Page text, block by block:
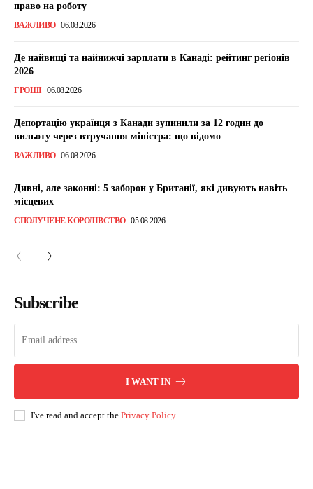
право на роботу
ВАЖЛИВО 06.08.2026
Де найвищі та найнижчі зарплати в Канаді: рейтинг регіонів
2026
ГРОШІ 06.08.2026
Депортацію українця з Канади зупинили за 12 годин до
вильоту через втручання міністра: що відомо
ВАЖЛИВО 06.08.2026
Дивні, але законні: 5 заборон у Британії, які дивують навіть
місцевих
СПОЛУЧЕНЕ КОРОЛІВСТВО 05.08.2026
Subscribe
I WANT IN
I've read and accept the Privacy Policy.